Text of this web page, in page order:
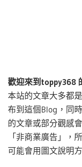
歡迎來到toppy368
本站的文章大多都
布到這個Blog，同
的文章或部分觀感
「非商業廣告」，
可能會用圖文說明